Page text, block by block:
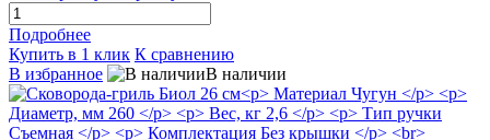
Подробнее
Купить в 1 клик К сравнению
В избранное
В наличии